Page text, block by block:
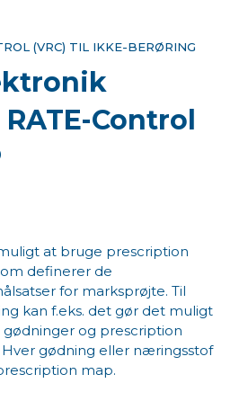
(VRC) TIL IKKE-BERØRING
RATE-Control
at bruge prescription
definerer de
for marksprøjte. Til
kan f.eks. det gør det muligt
og prescription
gødning eller næringsstof
map.